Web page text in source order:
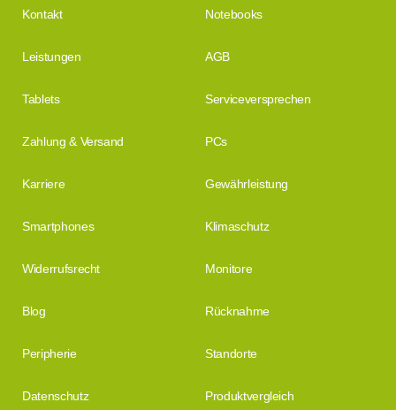
Kontakt Notebooks
Leistungen AGB
Tablets Serviceversprechen
Zahlung & Versand PCs
Karriere Gewährleistung
Smartphones Klimaschutz
Widerrufsrecht Monitore
Blog Rücknahme
Peripherie Standorte
Datenschutz Produktvergleich